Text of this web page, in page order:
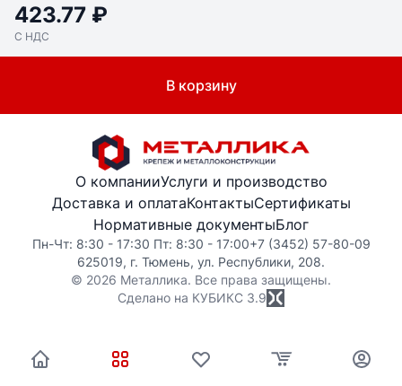
423.77 ₽
С НДС
В корзину
О компанииУслуги и производство
Доставка и оплатаКонтактыСертификаты
Нормативные документыБлог
Пн-Чт: 8:30 - 17:30 Пт: 8:30 - 17:00+7 (3452) 57-80-09
625019, г. Тюмень, ул. Республики, 208.
© 2026 Металлика. Все права защищены.
Сделано на КУБИКС 3.9